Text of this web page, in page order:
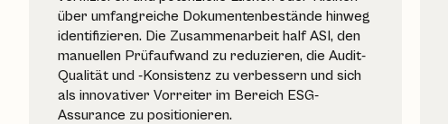
über umfangreiche Dokumentenbestände hinweg
identifizieren. Die Zusammenarbeit half ASI, den
manuellen Prüfaufwand zu reduzieren, die Audit-
Qualität und -Konsistenz zu verbessern und sich
als innovativer Vorreiter im Bereich ESG-
Assurance zu positionieren.